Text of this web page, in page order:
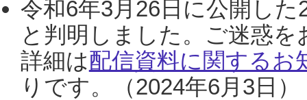
令和6年3月26日に公開し
と判明しました。ご迷惑
詳細は配信資料に関するお
りです。（2024年6月3日）